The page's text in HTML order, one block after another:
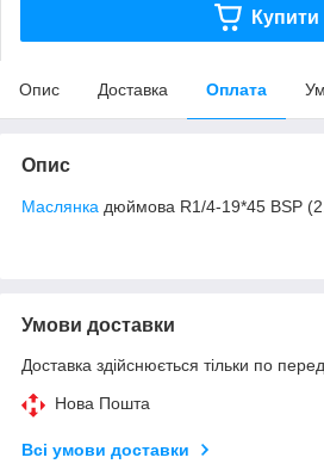
Купити
Опис Доставка Оплата
Опис
Маслянка дюймова R1/4-19*45 BSP
Умови доставки
Доставка здійснюється тільки по
Нова Пошта
Всі умови доставки